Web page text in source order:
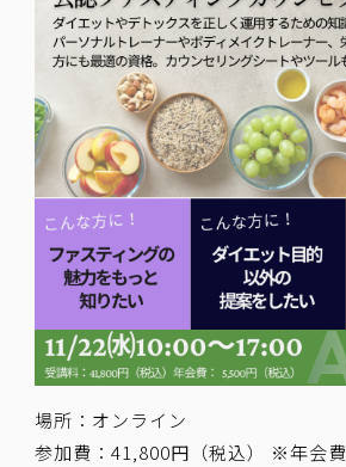
場所：オンライン
参加費：41,800円（税込） ※年会費